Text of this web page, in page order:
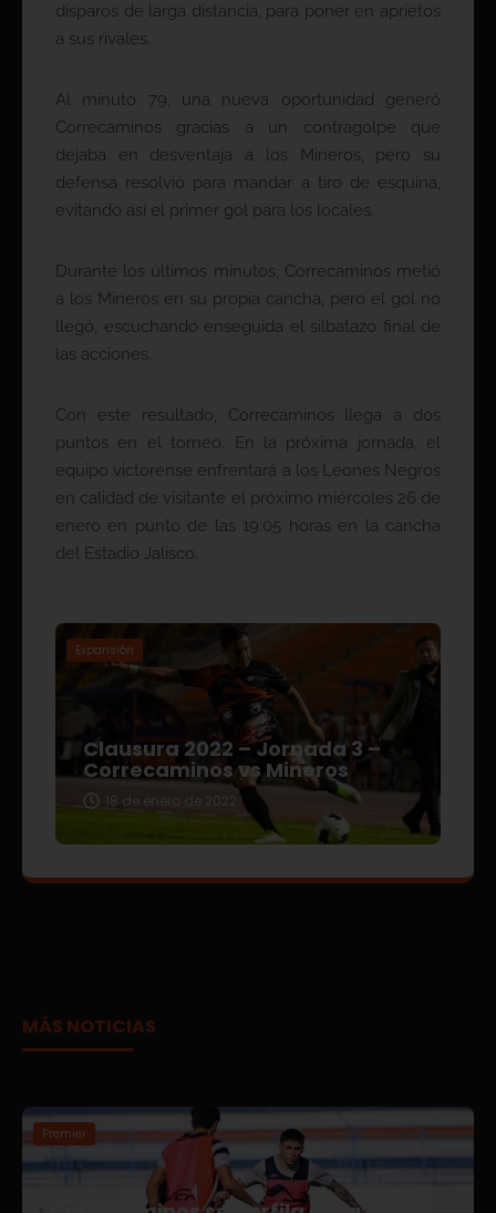
disparos de larga distancia, para poner en aprietos
a sus rivales.
Al minuto 79, una nueva oportunidad generó
Correcaminos gracias a un contragolpe que
dejaba en desventaja a los Mineros, pero su
defensa resolvió para mandar a tiro de esquina,
evitando así el primer gol para los locales.
Durante los últimos minutos, Correcaminos metió
a los Mineros en su propia cancha, pero el gol no
llegó, escuchando enseguida el silbatazo final de
las acciones.
Con este resultado, Correcaminos llega a dos
puntos en el torneo. En la próxima jornada, el
equipo victorense enfrentará a los Leones Negros
en calidad de visitante el próximo miércoles 26 de
enero en punto de las 19:05 horas en la cancha
del Estadio Jalisco.
Expansión
Clausura 2022 – Jornada 3 –
Correcaminos vs Mineros
18 de enero de 2022
MÁS NOTICIAS
Premier